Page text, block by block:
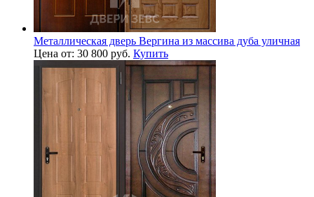
Металлическая дверь Вергина из массива дуба уличная
Цена от: 30 800 руб. Купить